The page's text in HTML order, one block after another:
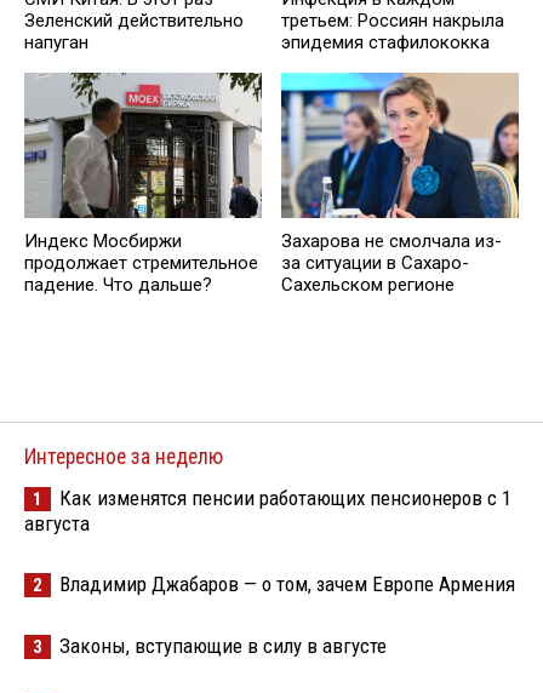
Зеленский действительно
напуган
третьем: Россиян накрыла
эпидемия стафилококка
Индекс Мосбиржи
продолжает стремительное
падение. Что дальше?
Захарова не смолчала из-
за ситуации в Сахаро-
Сахельском регионе
Интересное за неделю
1
Как изменятся пенсии работающих пенсионеров с 1
августа
2 Владимир Джабаров — о том, зачем Европе Армения
3 Законы, вступающие в силу в августе